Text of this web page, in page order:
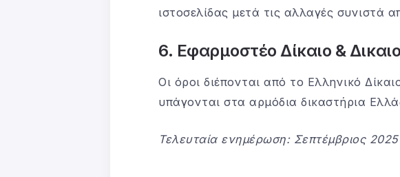
ιστοσελίδας μετά τις αλλαγές συνιστά
6. Εφαρμοστέο Δίκαιο &
Οι όροι διέπονται από το Ελληνικό
υπάγονται στα αρμόδια δικαστήρια
Τελευταία ενημέρωση: Σεπτέμβριος 2025